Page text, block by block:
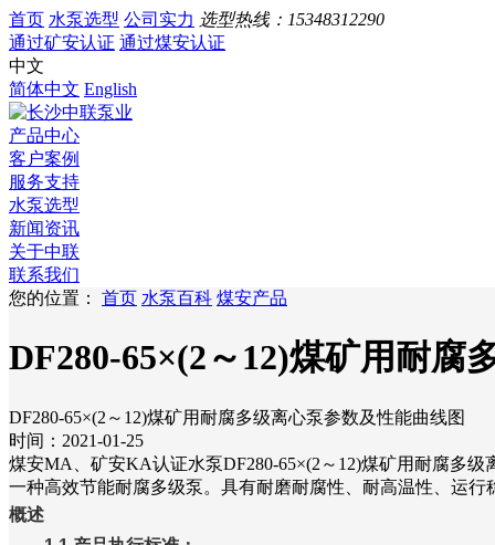
首页 水泵选型 公司实力 选型热线： 15348312290
通过矿安认证 通过煤安认证
中文
简体中文 English
产品中心
客户案例
服务支持
水泵选型
新闻资讯
关于中联
联系我们
您的位置： 首页 水泵百科 煤安产品
DF280-65×(2～12)煤矿用耐腐
DF280-65×(2～12)煤矿用耐腐多级离心泵参数及性能曲线图
时间：2021-01-25
煤安MA、矿安KA认证水泵DF280-65×(2～12)煤矿用耐腐多
一种高效节能耐腐多级泵。具有耐磨耐腐性、耐高温性、运
概述